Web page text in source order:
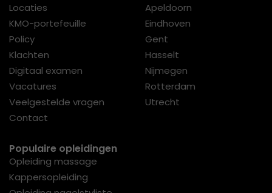
Locaties
KMO-portefeuille
Policy
Klachten
Digitaal examen
Vacatures
Veelgestelde vragen
Contact
Apeldoorn
Eindhoven
Gent
Hasselt
Nijmegen
Rotterdam
Utrecht
Populaire opleidingen
Opleiding massage
Kappersopleiding